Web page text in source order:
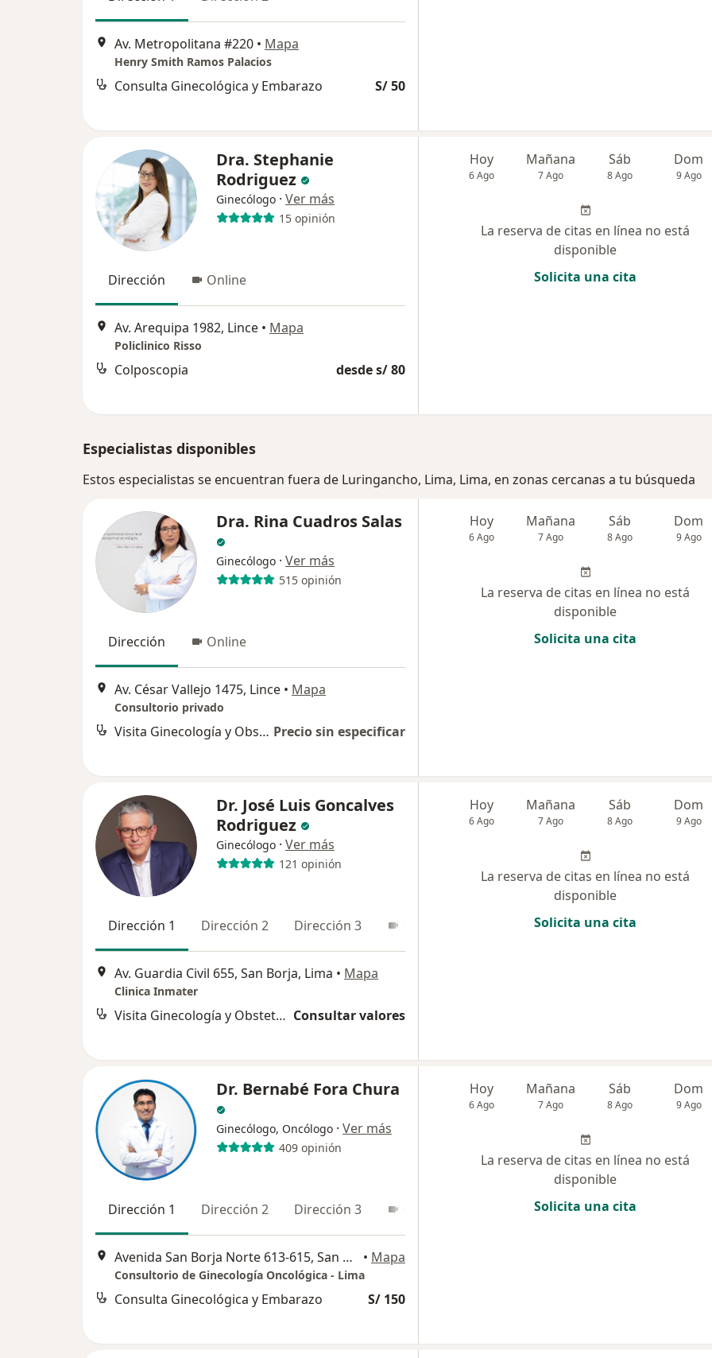
Av. Metropolitana #220 • Mapa
Henry Smith Ramos Palacios
Consulta Ginecológica y Embarazo S/ 50
Dra. Stephanie
Rodriguez
Ginecólogo · Ver más
15 opinión
Dirección Online
Av. Arequipa 1982, Lince • Mapa
Policlinico Risso
Colposcopia desde s/ 80
Hoy
6 Ago
Mañana
7 Ago
Sáb
8 Ago
Dom
9 Ago
La reserva de citas en línea no está
disponible
Solicita una cita
Especialistas disponibles
Estos especialistas se encuentran fuera de Luringancho, Lima, Lima, en zonas cercanas a tu búsqueda
Dra. Rina Cuadros Salas
Ginecólogo · Ver más
515 opinión
Dirección Online
Av. César Vallejo 1475, Lince • Mapa
Consultorio privado
Visita Ginecología y Obstetricia Precio sin especificar
Hoy
6 Ago
Mañana
7 Ago
Sáb
8 Ago
Dom
9 Ago
La reserva de citas en línea no está
disponible
Solicita una cita
Dr. José Luis Goncalves
Rodriguez
Ginecólogo · Ver más
121 opinión
Dirección 1 Dirección 2 Dirección 3
Av. Guardia Civil 655, San Borja, Lima • Mapa
Clinica Inmater
Visita Ginecología y Obstetricia Consultar valores
Hoy
6 Ago
Mañana
7 Ago
Sáb
8 Ago
Dom
9 Ago
La reserva de citas en línea no está
disponible
Solicita una cita
Dr. Bernabé Fora Chura
Ginecólogo, Oncólogo · Ver más
409 opinión
Dirección 1 Dirección 2 Dirección 3
Avenida San Borja Norte 613-615, San Borja, Lima, Perú, San Borja • Mapa
Consultorio de Ginecología Oncológica - Lima
Consulta Ginecológica y Embarazo S/ 150
Hoy
6 Ago
Mañana
7 Ago
Sáb
8 Ago
Dom
9 Ago
La reserva de citas en línea no está
disponible
Solicita una cita